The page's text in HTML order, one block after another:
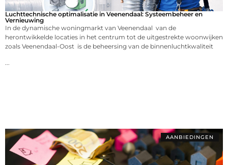
Luchttechnische optimalisatie in Veenendaal: Systeembeheer en
Vernieuwing
In de dynamische woningmarkt van Veenendaal van de
herontwikkelde locaties in het centrum tot de uitgestrekte woonwijken
zoals Veenendaal-Oost is de beheersing van de binnenluchtkwaliteit
...
AANBIEDINGEN